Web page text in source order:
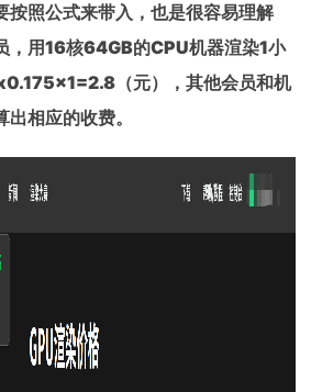
按照公式来带入，也是很容易理解
，用16核64GB的CPU机器渲染1小
（元），其他会员和机
相应的收费。